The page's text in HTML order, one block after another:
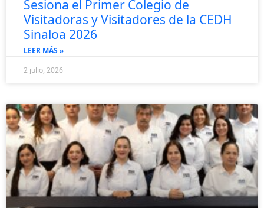
Sesiona el Primer Colegio de
Visitadoras y Visitadores de la CEDH
Sinaloa 2026
LEER MÁS »
2 julio, 2026